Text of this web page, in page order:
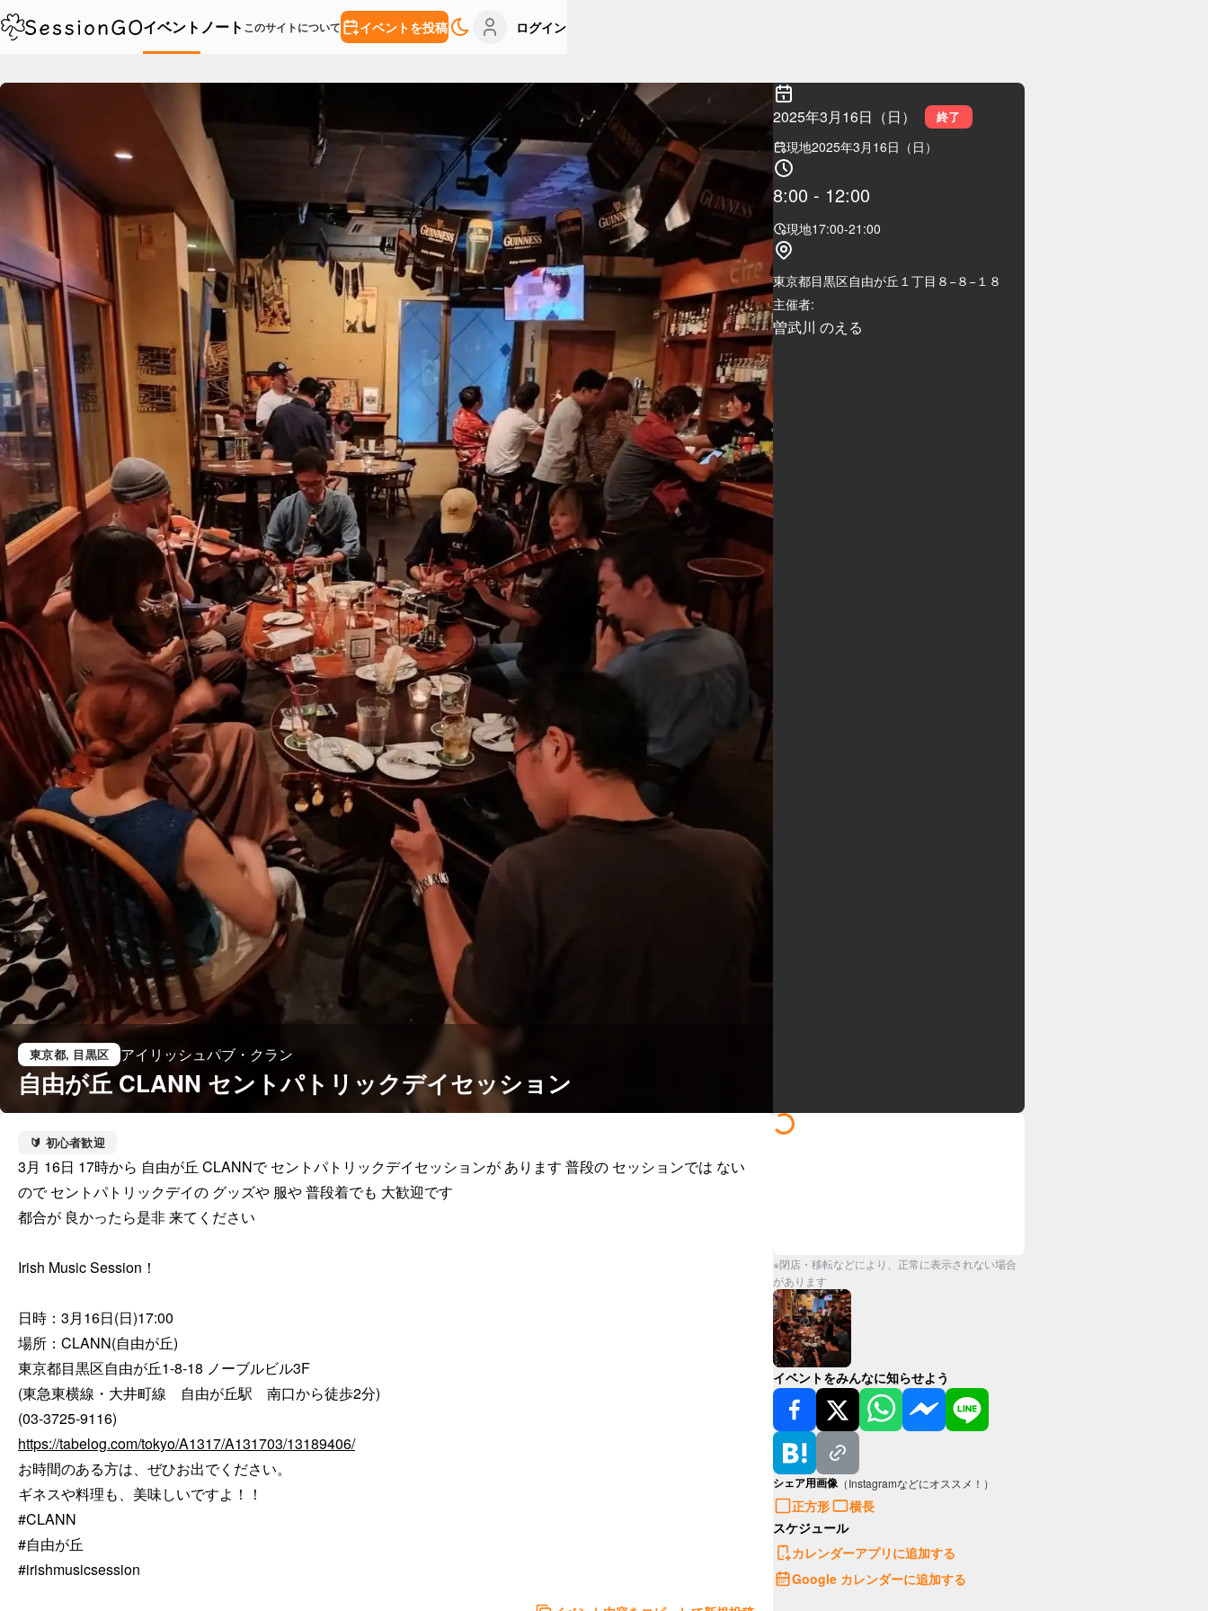
イベント ノート このサイトについて イベントを投稿 ログイン
東京都, 目黒区 アイリッシュパブ・クラン
自由が丘 CLANN セントパトリックデイセッション
2025年3月16日（日） 終了
現地2025年3月16日（日）
8:00 - 12:00
現地17:00-21:00
東京都目黒区自由が丘１丁目８−８−１８
主催者:
曽武川 のえる
🔰 初心者歓迎
3月 16日 17時から 自由が丘 CLANNで セントパトリックデイセッションが あります 普段の セッションでは ない
ので セントパトリックデイの グッズや 服や 普段着でも 大歓迎です
都合が 良かったら是非 来てください
Irish Music Session！
日時：3月16日(日)17:00
場所：CLANN(自由が丘)
東京都目黒区自由が丘1-8-18 ノーブルビル3F
(東急東横線・大井町線　自由が丘駅　南口から徒歩2分)
https://tabelog.com/tokyo/A1317/A131703/13189406/
お時間のある方は、ぜひお出でください。
ギネスや料理も、美味しいですよ！！
#CLANN
#自由が丘
#irishmusicsession
※閉店・移転などにより、正常に表示されない場合
があります
イベントをみんなに知らせよう
シェア用画像 （Instagramなどにオススメ！）
正方形
横長
スケジュール
カレンダーアプリに追加する
Google カレンダーに追加する